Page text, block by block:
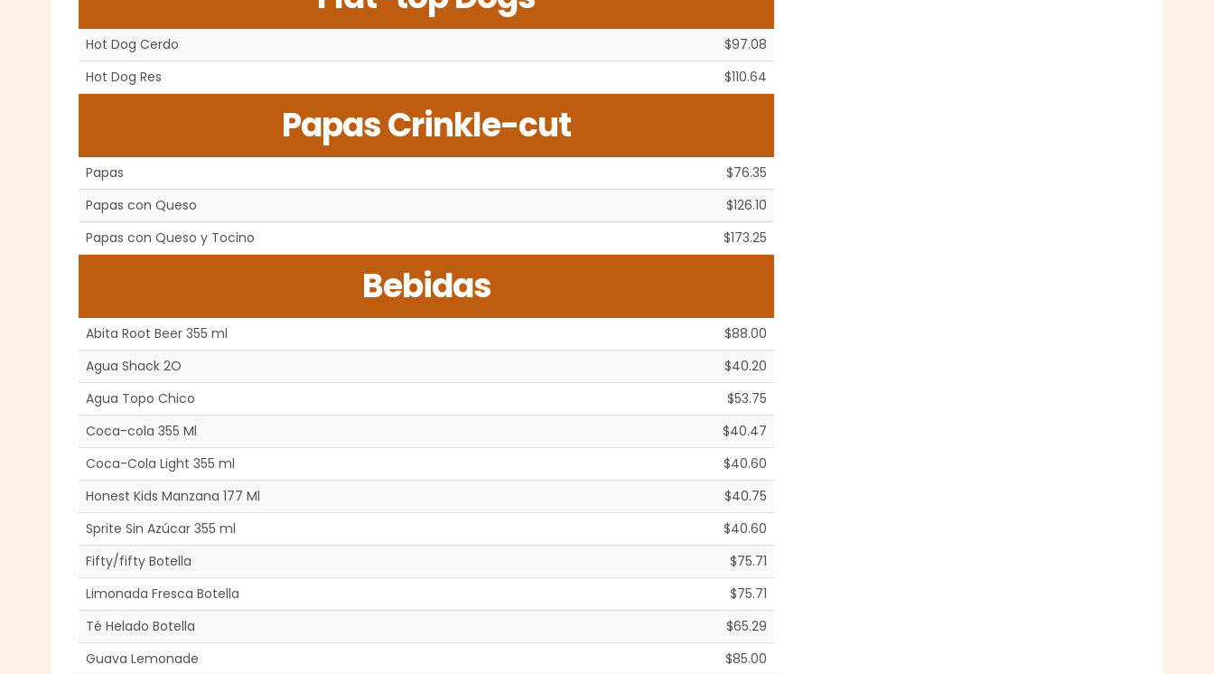
Hot Dog Cerdo
$97.08
Hot Dog Res
$110.64
Papas Crinkle-cut
Papas
$76.35
Papas con Queso
$126.10
Papas con Queso y Tocino
$173.25
Bebidas
Abita Root Beer 355 ml
$88.00
Agua Shack 2O
$40.20
Agua Topo Chico
$53.75
Coca-cola 355 Ml
$40.47
Coca-Cola Light 355 ml
$40.60
Honest Kids Manzana 177 Ml
$40.75
Sprite Sin Azúcar 355 ml
$40.60
Fifty/fifty Botella
$75.71
Limonada Fresca Botella
$75.71
Té Helado Botella
$65.29
Guava Lemonade
$85.00